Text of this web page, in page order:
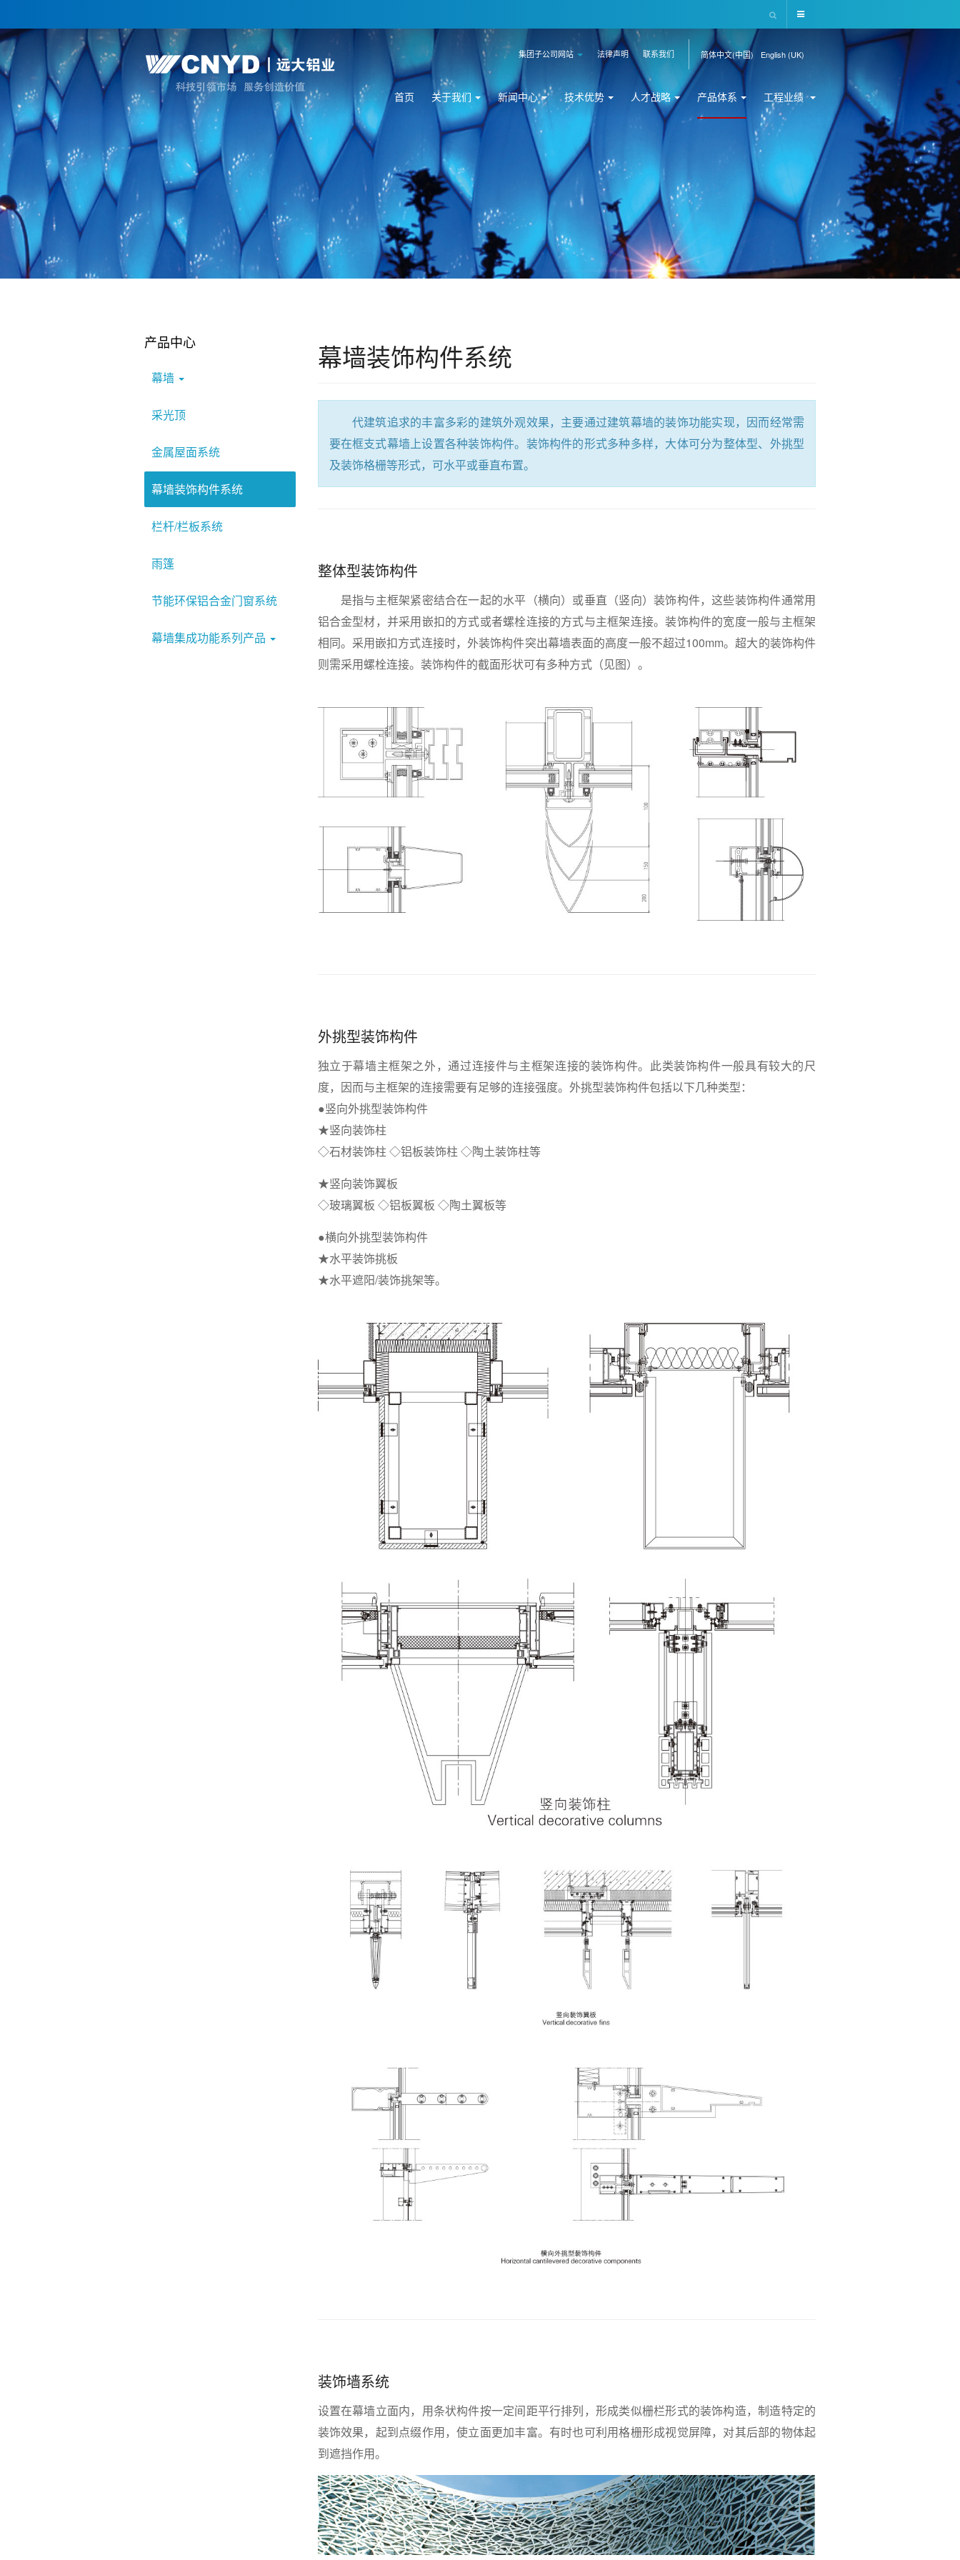
English (UK)
简体中文(中国)
联系我们
法律声明
集团子公司网站
首页 关于我们 新闻中心 技术优势 人才战略 产品体系 工程业绩
幕墙装饰构件系统
代建筑追求的丰富多彩的建筑外观效果，主要通过建筑幕墙的装饰功能实现，因而经常需
要在框支式幕墙上设置各种装饰构件。装饰构件的形式多种多样，大体可分为整体型、外挑型
及装饰格栅等形式，可水平或垂直布置。
整体型装饰构件
是指与主框架紧密结合在一起的水平（横向）或垂直（竖向）装饰构件，这些装饰构件通常用
铝合金型材，并采用嵌扣的方式或者螺栓连接的方式与主框架连接。装饰构件的宽度一般与主框架
相同。采用嵌扣方式连接时，外装饰构件突出幕墙表面的高度一般不超过100mm。超大的装饰构件
则需采用螺栓连接。装饰构件的截面形状可有多种方式（见图）。
外挑型装饰构件
独立于幕墙主框架之外，通过连接件与主框架连接的装饰构件。此类装饰构件一般具有较大的尺
度，因而与主框架的连接需要有足够的连接强度。外挑型装饰构件包括以下几种类型：
●竖向外挑型装饰构件
★竖向装饰柱
◇石材装饰柱 ◇铝板装饰柱 ◇陶土装饰柱等
★竖向装饰翼板
◇玻璃翼板 ◇铝板翼板 ◇陶土翼板等
●横向外挑型装饰构件
★水平装饰挑板
★水平遮阳/装饰挑架等。
装饰墙系统
设置在幕墙立面内，用条状构件按一定间距平行排列，形成类似栅栏形式的装饰构造，制造特定的
装饰效果，起到点缀作用，使立面更加丰富。有时也可利用格栅形成视觉屏障，对其后部的物体起
到遮挡作用。
产品中心
幕墙
采光顶
金属屋面系统
幕墙装饰构件系统
栏杆/栏板系统
雨篷
节能环保铝合金门窗系统
幕墙集成功能系列产品